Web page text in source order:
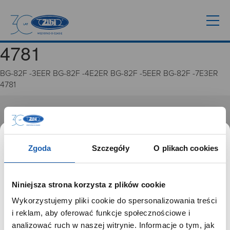
Zgoda Szczegóły O plikach cookies
Niniejsza strona korzysta z plików cookie
Wykorzystujemy pliki cookie do spersonalizowania treści
i reklam, aby oferować funkcje społecznościowe i
analizować ruch w naszej witrynie. Informacje o tym, jak
4781
BG-82F -3EER BG-82F -4E2ER BG-82F -5EER BG-82F -7E3ER
4781
GRUPA ZIBI
Misja, wizja i wartości Grupy Zibi
Ważne daty
Zgoda na ciasteczka
PRODUKTYSZANOWNY UŻYTKOWNIKU,
SZANOWNA UŻYTKOWNICZKO